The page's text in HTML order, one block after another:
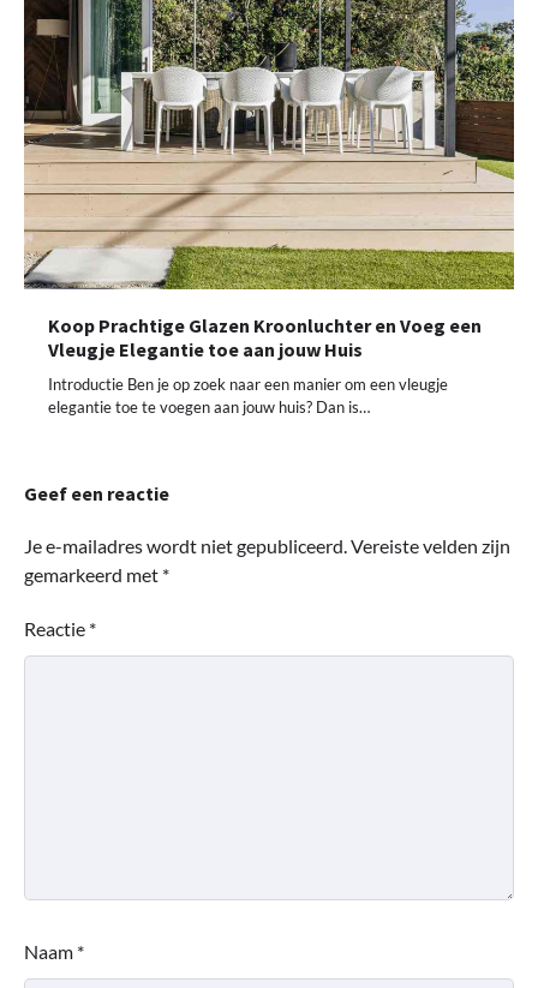
Koop Prachtige Glazen Kroonluchter en Voeg een
Vleugje Elegantie toe aan jouw Huis
Introductie Ben je op zoek naar een manier om een vleugje
elegantie toe te voegen aan jouw huis? Dan is…
Geef een reactie
Je e-mailadres wordt niet gepubliceerd. Vereiste velden zijn
gemarkeerd met *
Reactie *
Naam *